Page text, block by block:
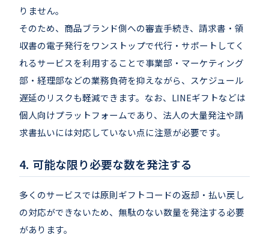
りません。
そのため、商品ブランド側への審査手続き、請求書・領
収書の電子発行をワンストップで代行・サポートしてく
れるサービスを利用することで事業部・マーケティング
部・経理部などの業務負荷を抑えながら、スケジュール
遅延のリスクも軽減できます。なお、LINEギフトなどは
個人向けプラットフォームであり、法人の大量発注や請
求書払いには対応していない点に注意が必要です。
可能な限り必要な数を発注する
多くのサービスでは原則ギフトコードの返却・払い戻し
の対応ができないため、無駄のない数量を発注する必要
があります。